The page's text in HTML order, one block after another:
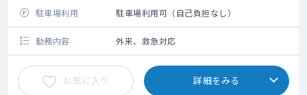
駐車場利用 駐車場利用可（自己負担なし）
勤務内容 外来、救急対応
お気に入り 詳細をみる